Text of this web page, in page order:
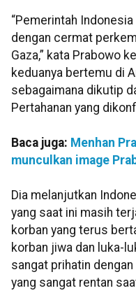
“Pemerintah
dengan cermat
Gaza,” kata Prabowo
keduanya bertemu di
sebagaimana dikutip
Pertahanan yang
Baca juga: Menhan
munculkan image
Dia melanjutkan
yang saat ini masih
korban yang terus
korban jiwa dan luka-
sangat prihatin
yang sangat rentan